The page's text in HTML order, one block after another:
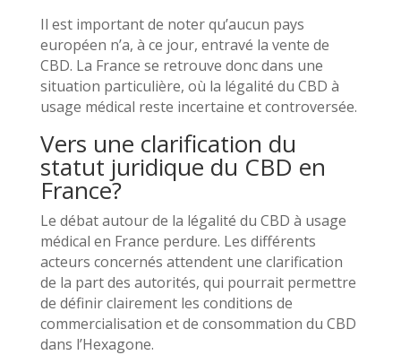
Il est important de noter qu’aucun pays
européen n’a, à ce jour, entravé la vente de
CBD. La France se retrouve donc dans une
situation particulière, où la légalité du CBD à
usage médical reste incertaine et controversée.
Vers une clarification du
statut juridique du CBD en
France?
Le débat autour de la légalité du CBD à usage
médical en France perdure. Les différents
acteurs concernés attendent une clarification
de la part des autorités, qui pourrait permettre
de définir clairement les conditions de
commercialisation et de consommation du CBD
dans l’Hexagone.